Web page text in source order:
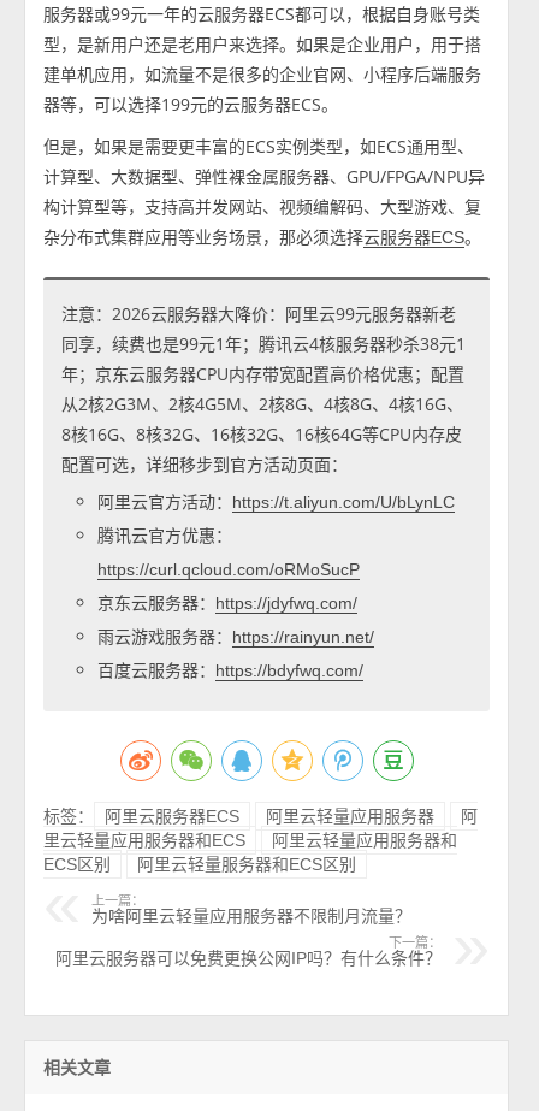
服务器或99元一年的云服务器ECS都可以，根据自身账号类
型，是新用户还是老用户来选择。如果是企业用户，用于搭
建单机应用，如流量不是很多的企业官网、小程序后端服务
器等，可以选择199元的云服务器ECS。
但是，如果是需要更丰富的ECS实例类型，如ECS通用型、
计算型、大数据型、弹性裸金属服务器、GPU/FPGA/NPU异
构计算型等，支持高并发网站、视频编解码、大型游戏、复
杂分布式集群应用等业务场景，那必须选择云服务器ECS。
注意：2026云服务器大降价：阿里云99元服务器新老
同享，续费也是99元1年；腾讯云4核服务器秒杀38元1
年；京东云服务器CPU内存带宽配置高价格优惠；配置
从2核2G3M、2核4G5M、2核8G、4核8G、4核16G、
8核16G、8核32G、16核32G、16核64G等CPU内存皮
配置可选，详细移步到官方活动页面：
阿里云官方活动：
https://t.aliyun.com/U/bLynLC
腾讯云官方优惠：
https://curl.qcloud.com/oRMoSucP
京东云服务器： https://jdyfwq.com/
雨云游戏服务器： https://rainyun.net/
百度云服务器： https://bdyfwq.com/
标签： 阿里云服务器ECS 阿里云轻量应用服务器
阿
里云轻量应用服务器和ECS
阿里云轻量应用服务器和
ECS区别
阿里云轻量服务器和ECS区别
上一篇：
为啥阿里云轻量应用服务器不限制月流量？
下一篇：
阿里云服务器可以免费更换公网IP吗？有什么条件？
相关文章